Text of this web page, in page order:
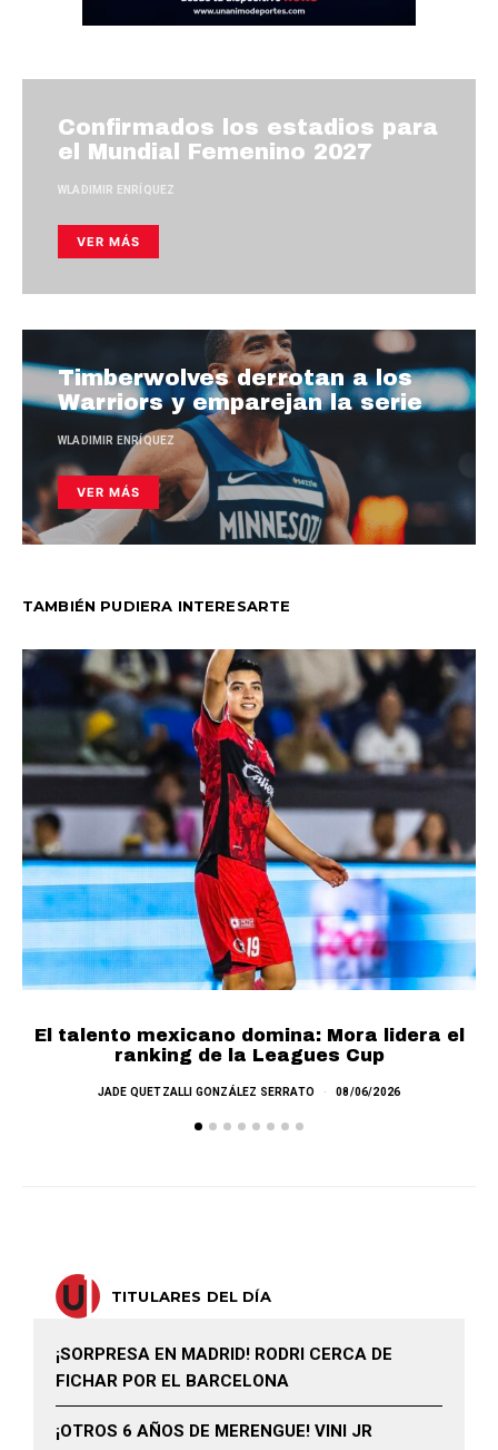
Confirmados los estadios para
el Mundial Femenino 2027
WLADIMIR ENRÍQUEZ
VER MÁS
Timberwolves derrotan a los
Warriors y emparejan la serie
WLADIMIR ENRÍQUEZ
VER MÁS
TAMBIÉN PUDIERA INTERESARTE
El talento mexicano domina: Mora lidera el
ranking de la Leagues Cup
JADE QUETZALLI GONZÁLEZ SERRATO 08/06/2026
TITULARES DEL DÍA
¡SORPRESA EN MADRID! RODRI CERCA DE
FICHAR POR EL BARCELONA
¡OTROS 6 AÑOS DE MERENGUE! VINI JR